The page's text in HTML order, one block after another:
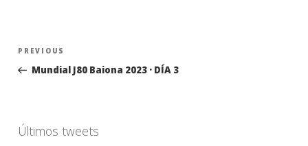
Navegación
entradas
Previous
Post
PREVIOUS
Mundial J80 Baiona 2023 · DÍA 3
Últimos tweets